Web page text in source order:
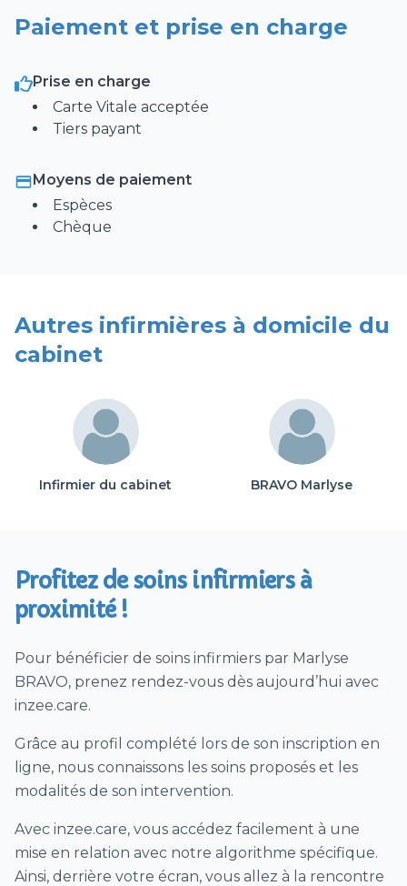
Sondage Urinaire (pose) / Soins de sonde
Retrait sonde urinaire
Saignée
Vaccin (hors COVID)
Ablation agrafes et/ou fils ou points de suture
Prélèvement urines / ECBU
SAS 11 Téléconsultation
Autre soins infirmiers
Paiement et prise en charge
Prise en charge
Carte Vitale acceptée
Tiers payant
Moyens de paiement
Espèces
Chèque
Autres infirmières à domicile du
cabinet
Infirmier du cabinet BRAVO Marlyse
Profitez de soins infirmiers à
proximité !
Pour bénéficier de soins infirmiers par Marlyse
BRAVO, prenez rendez-vous dès aujourd’hui avec
inzee.care.
Grâce au profil complété lors de son inscription en
ligne, nous connaissons les soins proposés et les
modalités de son intervention.
Avec inzee.care, vous accédez facilement à une
mise en relation avec notre algorithme spécifique.
Ainsi, derrière votre écran, vous allez à la rencontre